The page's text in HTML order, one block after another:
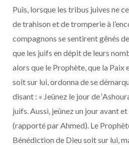
Puis, lorsque les tribus juives ne
de trahison et de tromperie à
compagnons se sentirent gênés
que les juifs en dépit de leurs
alors que le Prophète, que la Paix
soit sur lui, ordonna de se
disant : « Jeûnez le jour de
juifs. Aussi, jeûnez un jour avant
(rapporté par Ahmed). Le
Bénédiction de Dieu soit sur lui,